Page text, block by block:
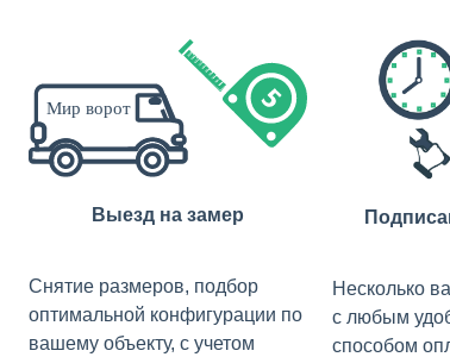
Выезд на замер
Снятие размеров, подбор
оптимальной конфигурации по
вашему объекту, с учетом
Несколько
с любым
способом